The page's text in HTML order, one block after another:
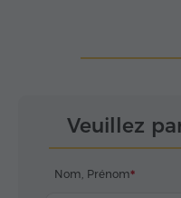
Veuillez
Nom, Prénom